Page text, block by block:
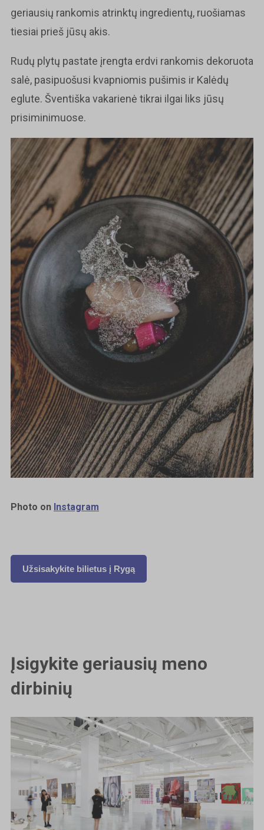
geriausių rankomis atrinktų ingredientų, ruošiamas
tiesiai prieš jūsų akis.
Rudų plytų pastate įrengta erdvi rankomis dekoruota
salė, pasipuošusi kvapniomis pušimis ir Kalėdų
eglute. Šventiška vakarienė tikrai ilgai liks jūsų
prisiminimuose.
Photo on Instagram
Užsisakykite bilietus į Rygą
Įsigykite geriausių meno
dirbinių